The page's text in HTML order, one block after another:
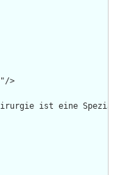
>
ist eine